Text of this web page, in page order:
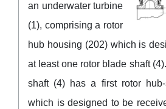
an underwater turbine
(1), comprising a rotor
hub housing (202) which is
at least one rotor blade shaft
shaft (4) has a first rotor
which is designed to be